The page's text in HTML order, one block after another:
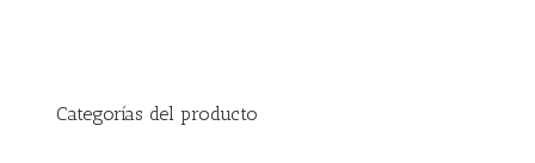
Categorías del producto